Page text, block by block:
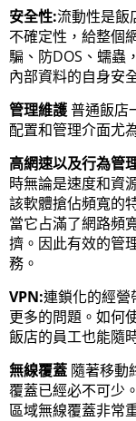
安全性:流動性是飯
不確定性，給整個
騙、防DOS、蠕蟲
內部資料的自身安
管理維護普通飯店
配置和管理介面尤
高網速以及行為管
時無論是速度和資
該軟體搶佔頻寬的
當它占滿了網路頻
擠。因此有效的管
務。
VPN:連鎖化的經營
更多的問題。如何
飯店的員工也能隨
無線覆蓋 隨著移動
覆蓋已經必不可少
區域無線覆蓋非常